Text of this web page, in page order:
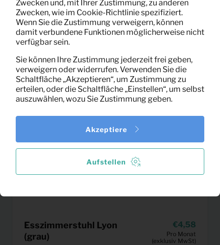
40XØ80 (weiß)
(exklusiv MwSt)
Esszimmerstuhl Lyon
(grau)
4,58
Pro Monat
(exklusiv MwSt)
Zwecken und, mit Ihrer Zustimmung, zu anderen
Zwecken, wie im Cookie-Richtlinie spezifiziert.
Wenn Sie die Zustimmung verweigern, können
damit verbundene Funktionen möglicherweise nicht
verfügbar sein.
Sie können Ihre Zustimmung jederzeit frei geben,
verweigern oder widerrufen. Verwenden Sie die
Schaltfläche „Akzeptieren“, um Zustimmung zu
erteilen, oder die Schaltfläche „Einstellen“, um selbst
auszuwählen, wozu Sie Zustimmung geben.
Aufstellen
Akzeptiere